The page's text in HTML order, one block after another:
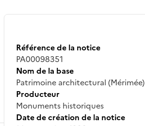
Référence de la notice
PA00098351
Nom de la base
Patrimoine architectural (Mérimée)
Producteur
Monuments historiques
Date de création de la notice